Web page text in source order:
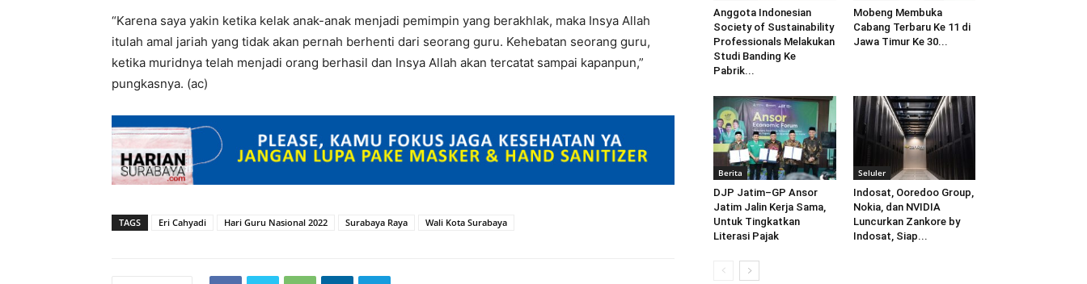
“Karena saya yakin ketika kelak anak-anak menjadi pemimpin yang berakhlak, maka Insya Allah
itulah amal jariah yang tidak akan pernah berhenti dari seorang guru. Kehebatan seorang guru,
ketika muridnya telah menjadi orang berhasil dan Insya Allah akan tercatat sampai kapanpun,”
pungkasnya. (ac)
TAGS Eri Cahyadi Hari Guru Nasional 2022 Surabaya Raya Wali Kota Surabaya
Anggota Indonesian
Society of Sustainability
Professionals Melakukan
Studi Banding Ke
Pabrik...
Mobeng Membuka
Cabang Terbaru Ke 11 di
Jawa Timur Ke 30...
Berita
DJP Jatim–GP Ansor
Jatim Jalin Kerja Sama,
Untuk Tingkatkan
Literasi Pajak
Seluler
Indosat, Ooredoo Group,
Nokia, dan NVIDIA
Luncurkan Zankore by
Indosat, Siap...